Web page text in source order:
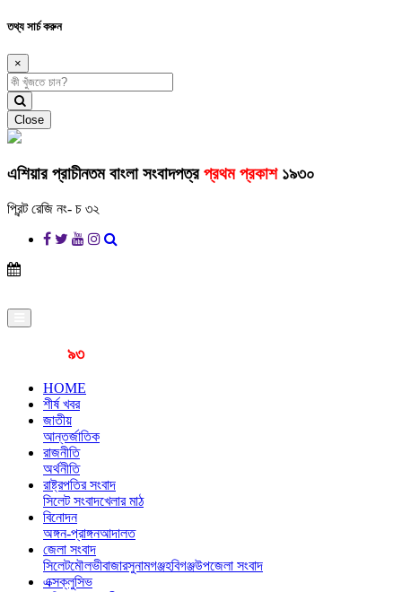
তথ্য সার্চ করুন
×
Close
এশিয়ার প্রাচীনতম বাংলা সংবাদপত্রপ্রথম প্রকাশ১৯৩০
প্রিন্ট রেজি নং- চ ৩২
৯৩বছর
HOME
শীর্ষ খবর
জাতীয়
আন্তর্জাতিক
রাজনীতি
অর্থনীতি
রাষ্ট্রপতির সংবাদ
সিলেট সংবাদখেলার মাঠ
বিনোদন
অঙ্গন-প্রাঙ্গনআদালত
জেলা সংবাদ
সিলেটমৌলভীবাজারসুনামগঞ্জহবিগঞ্জউপজেলা সংবাদ
এক্সক্লুসিভ